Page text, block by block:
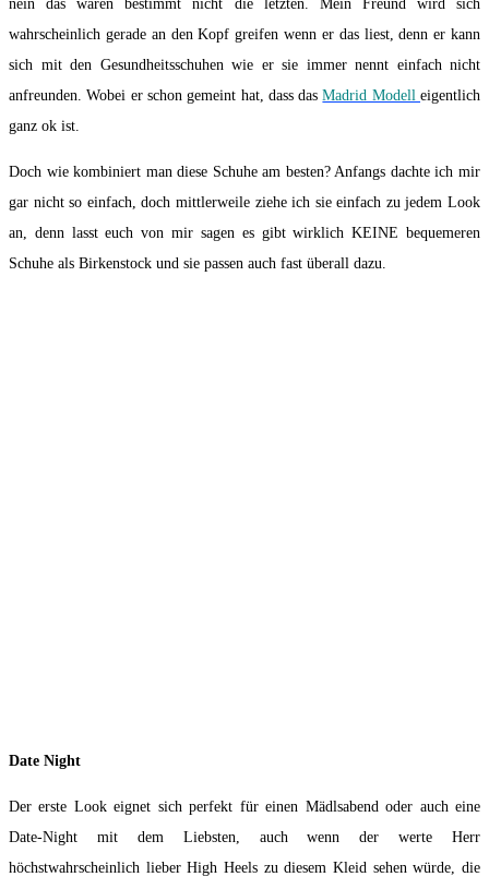
nein das waren bestimmt nicht die letzten. Mein Freund wird sich
wahrscheinlich gerade an den Kopf greifen wenn er das liest, denn er kann
sich mit den Gesundheitsschuhen wie er sie immer nennt einfach nicht
anfreunden. Wobei er schon gemeint hat, dass das Madrid Modelleigentlich
ganz ok ist.
Doch wie kombiniert man diese Schuhe am besten? Anfangs dachte ich mir
gar nicht so einfach, doch mittlerweile ziehe ich sie einfach zu jedem Look
an, denn lasst euch von mir sagen es gibt wirklich KEINE bequemeren
Schuhe als Birkenstock und sie passen auch fast überall dazu.
Date Night
Der erste Look eignet sich perfekt für einen Mädlsabend oder auch eine
Date-Night mit dem Liebsten, auch wenn der werte Herr
höchstwahrscheinlich lieber High Heels zu diesem Kleid sehen würde, die